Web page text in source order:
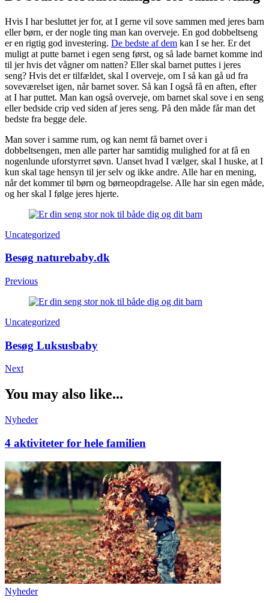
Hvis I har besluttet jer for, at I gerne vil sove sammen med jeres barn
eller børn, er der nogle ting man kan overveje. En god dobbeltseng
er en rigtig god investering. De bedste af dem kan I se her. Er det
muligt at putte barnet i egen seng først, og så lade barnet komme ind
til jer hvis det vågner om natten? Eller skal barnet puttes i jeres
seng? Hvis det er tilfældet, skal I overveje, om I så kan gå ud fra
soveværelset igen, når barnet sover. Så kan I også få en aften, efter
at I har puttet. Man kan også overveje, om barnet skal sove i en seng
eller bedside crip ved siden af jeres seng. På den måde får man det
bedste fra begge dele.
Man sover i samme rum, og kan nemt få barnet over i
dobbeltsengen, men alle parter har samtidig mulighed for at få en
nogenlunde uforstyrret søvn. Uanset hvad I vælger, skal I huske, at I
kun skal tage hensyn til jer selv og ikke andre. Alle har en mening,
når det kommer til børn og børneopdragelse. Alle har sin egen måde,
og her skal I følge jeres hjerte.
Post
Navigation
Uncategorized
Besøg naturebaby.dk
Previous
Uncategorized
Besøg Luksusbaby
Next
You may also like...
Nyheder
4 aktiviteter for hele familien
Nyheder